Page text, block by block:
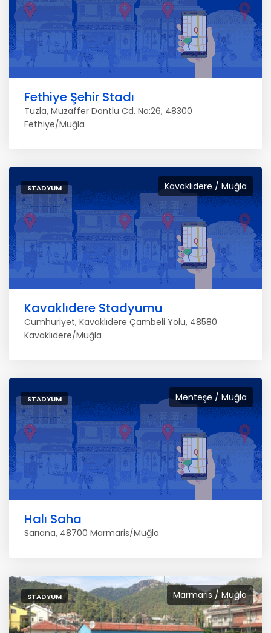
Fethiye Şehir Stadı
Tuzla, Muzaffer Dontlu Cd. No:26, 48300
Fethiye/Muğla
Kavaklıdere / Muğla
STADYUM
Kavaklıdere Stadyumu
Cumhuriyet, Kavaklıdere Çambeli Yolu, 48580
Kavaklıdere/Muğla
Menteşe / Muğla
STADYUM
Halı Saha
Sarıana, 48700 Marmaris/Muğla
Marmaris / Muğla
STADYUM